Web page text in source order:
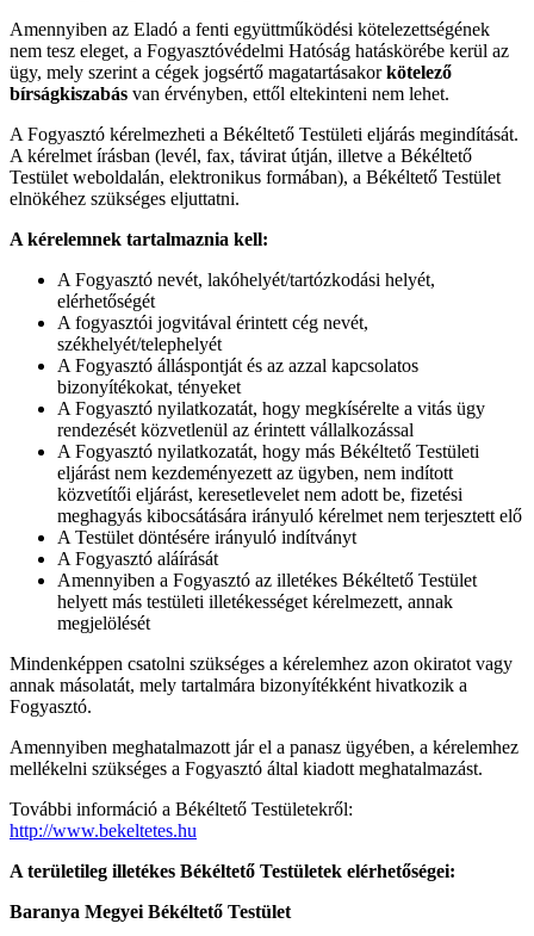
Amennyiben az Eladó a fenti együttműködési kötelezettségének
nem tesz eleget, a Fogyasztóvédelmi Hatóság hatáskörébe kerül az
ügy, mely szerint a cégek jogsértő magatartásakorkötelező
bírságkiszabás van érvényben, ettől eltekinteni nem lehet.
A Fogyasztó kérelmezheti a Békéltető Testületi eljárás megindítását.
A kérelmet írásban (levél, fax, távirat útján, illetve a Békéltető
Testület weboldalán, elektronikus formában), a Békéltető Testület
elnökéhez szükséges eljuttatni.
A kérelemnek tartalmaznia kell:
A Fogyasztó nevét, lakóhelyét/tartózkodási helyét,
elérhetőségét
A fogyasztói jogvitával érintett cég nevét,
székhelyét/telephelyét
A Fogyasztó álláspontját és az azzal kapcsolatos
bizonyítékokat, tényeket
A Fogyasztó nyilatkozatát, hogy megkísérelte a vitás ügy
rendezését közvetlenül az érintett vállalkozással
A Fogyasztó nyilatkozatát, hogy más Békéltető Testületi
eljárást nem kezdeményezett az ügyben, nem indított
közvetítői eljárást, keresetlevelet nem adott be, fizetési
meghagyás kibocsátására irányuló kérelmet nem terjesztett elő
A Testület döntésére irányuló indítványt
A Fogyasztó aláírását
Amennyiben a Fogyasztó az illetékes Békéltető Testület
helyett más testületi illetékességet kérelmezett, annak
megjelölését
Mindenképpen csatolni szükséges a kérelemhez azon okiratot vagy
annak másolatát, mely tartalmára bizonyítékként hivatkozik a
Fogyasztó.
Amennyiben meghatalmazott jár el a panasz ügyében, a kérelemhez
mellékelni szükséges a Fogyasztó által kiadott meghatalmazást.
További információ a Békéltető Testületekről:
http://www.bekeltetes.hu
A területileg illetékes Békéltető Testületek elérhetőségei:
Baranya Megyei Békéltető Testület